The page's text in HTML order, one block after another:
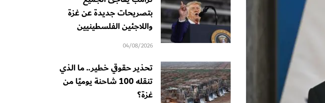
بتصريحات جديدة عن غزة
واللاجئين الفلسطينيين
04/08/2026
تحذير حقوقي خطير.. ما الذي
تنقله 100 شاحنة يوميًا من
غزة؟